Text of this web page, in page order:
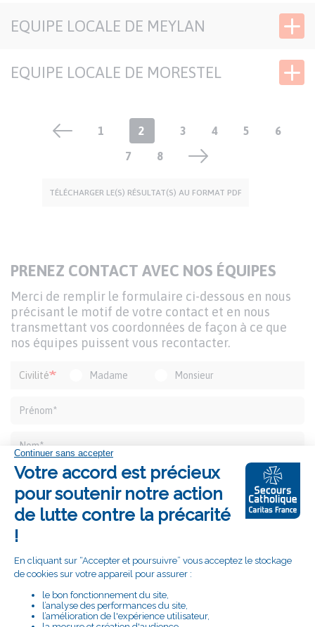
EQUIPE LOCALE DE MEYLAN
EQUIPE LOCALE DE MORESTEL
Pagination Page
1
Page
courante
2 Page
3 Page
4 Page
5 Page
6
Page
7 Page
8
TÉLÉCHARGER LE(S) RÉSULTAT(S) AU FORMAT PDF
TITRE
FORMULAIRE
PRENEZ CONTACT AVEC NOS ÉQUIPES
Texte
d'introduction
Merci de remplir le formulaire ci-dessous en nous
précisant le motif de votre contact et en nous
transmettant vos coordonnées de façon à ce que
nos équipes puissent vous recontacter.
Formulaire
Civilité Madame Monsieur